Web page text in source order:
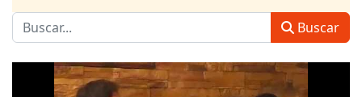
Buscar